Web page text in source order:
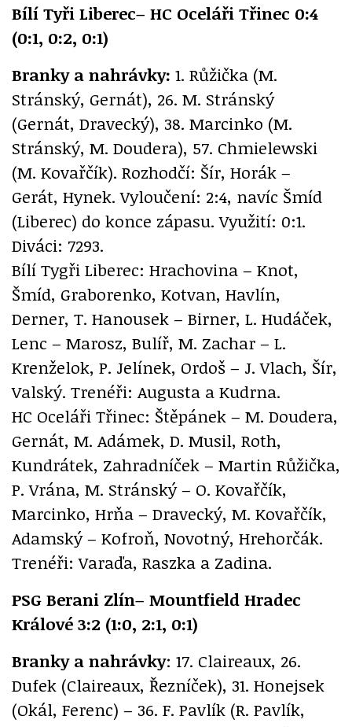
Bílí Tyři Liberec– HC Oceláři Třinec 0:4
(0:1, 0:2, 0:1)
Branky a nahrávky: 1. Růžička (M.
Stránský, Gernát), 26. M. Stránský
(Gernát, Dravecký), 38. Marcinko (M.
Stránský, M. Doudera), 57. Chmielewski
(M. Kovařčík). Rozhodčí: Šír, Horák –
Gerát, Hynek. Vyloučení: 2:4, navíc Šmíd
(Liberec) do konce zápasu. Využití: 0:1.
Diváci: 7293.
Bílí Tygři Liberec: Hrachovina – Knot,
Šmíd, Graborenko, Kotvan, Havlín,
Derner, T. Hanousek – Birner, L. Hudáček,
Lenc – Marosz, Bulíř, M. Zachar – L.
Krenželok, P. Jelínek, Ordoš – J. Vlach, Šír,
Valský. Trenéři: Augusta a Kudrna.
HC Oceláři Třinec: Štěpánek – M. Doudera,
Gernát, M. Adámek, D. Musil, Roth,
Kundrátek, Zahradníček – Martin Růžička,
P. Vrána, M. Stránský – O. Kovařčík,
Marcinko, Hrňa – Dravecký, M. Kovařčík,
Adamský – Kofroň, Novotný, Hrehorčák.
Trenéři: Varaďa, Raszka a Zadina.
PSG Berani Zlín– Mountfield Hradec
Králové 3:2 (1:0, 2:1, 0:1)
Branky a nahrávky: 17. Claireaux, 26.
Dufek (Claireaux, Řezníček), 31. Honejsek
(Okál, Ferenc) – 36. F. Pavlík (R. Pavlík,